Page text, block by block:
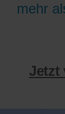
mehr
Jetzt